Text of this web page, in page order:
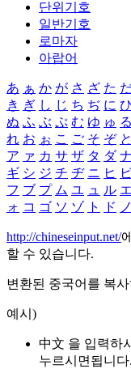
단위기호
일반기호
로마자
아랍어
あ ぁ か が さ ざ た
き ぎ し じ ち ぢ に ひ
ぬ ふ ぶ ぷ む ゆ ゅ る
れ お ぉ こ ご そ ぞ と
ア ァ カ サ ザ タ ダ ナ
ギ シ ジ チ ヂ ニ ヒ
フ ブ プ ム ユ ュ ル エ
ォ コ ゴ ソ ゾ ト ド ノ
http://chineseinput.net/
할 수 있습니다.
변환된 중국어를 복
예시)
中文 을 입력하
누르시면됩니다.